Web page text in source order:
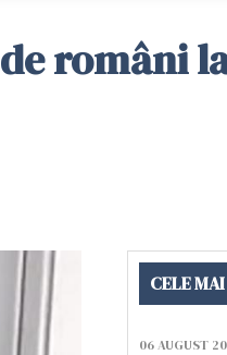
români
CELE
06 AUGUST